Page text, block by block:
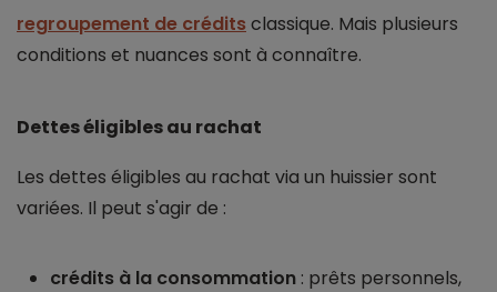
regroupement de créditsclassique. Mais plusieurs
conditions et nuances sont à connaître.
Dettes éligibles au rachat
Les dettes éligibles au rachat via un huissier sont
variées. Il peut s'agir de :
crédits à la consommation : prêts personnels,